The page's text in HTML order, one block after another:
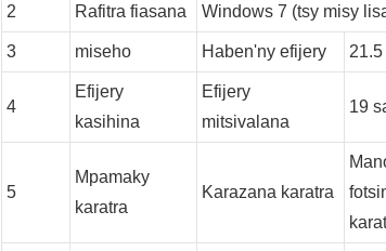
2 Rafitra fiasana Windows 7 (tsy misy
3 miseho Haben'ny efijery
4
Efijery
kasihina
Efijery
mitsivalana
19
5
Mpamaky
karatra
Karazana karatra